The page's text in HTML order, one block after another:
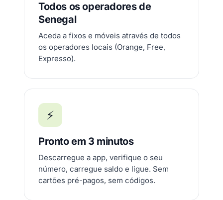
Todos os operadores de
Senegal
Aceda a fixos e móveis através de todos
os operadores locais (Orange, Free,
Expresso).
⚡
Pronto em 3 minutos
Descarregue a app, verifique o seu
número, carregue saldo e ligue. Sem
cartões pré-pagos, sem códigos.